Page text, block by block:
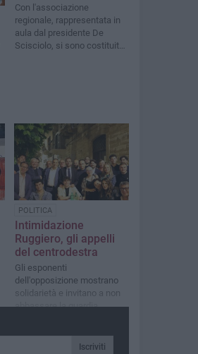
Con l'associazione
regionale, rappresentata in
aula dal presidente De
Scisciolo, si sono costituite
POLITICA
Intimidazione
Ruggiero, gli appelli
del centrodestra
Gli esponenti
dell'opposizione mostrano
solidarietà e invitano a non
abbassare la guardia
Iscriviti